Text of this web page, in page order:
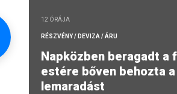
12 ÓRÁJA
RÉSZVÉNY / DEVIZA / ÁRU
Napközben beragadt a
estére bőven behozta a
lemaradást